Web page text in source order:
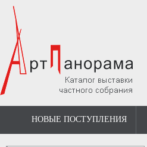
НОВЫЕ ПОСТУПЛЕНИЯ